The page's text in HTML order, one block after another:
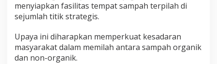
menyiapkan fasilitas tempat sampah terpilah di
sejumlah titik strategis.
Upaya ini diharapkan memperkuat kesadaran
masyarakat dalam memilah antara sampah organik
dan non-organik.